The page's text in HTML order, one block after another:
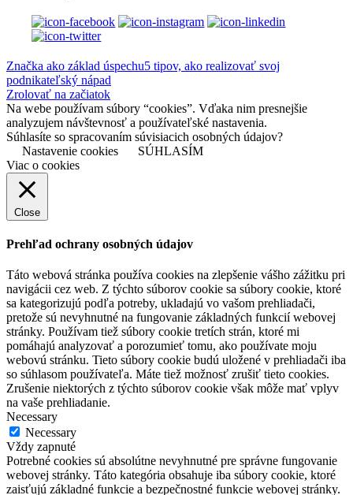
Značka ako základ úspechu5 tipov, ako realizovať svoj
podnikateľský nápad
Zrolovať na začiatok
Na webe používam súbory “cookies”. Vďaka nim presnejšie
analyzujem návštevnosť a používateľské nastavenia.
Súhlasíte so spracovaním súvisiacich osobných údajov?
Nastavenie cookies
SÚHLASÍM
Viac o cookies
Close
Prehľad ochrany osobných údajov
Táto webová stránka používa cookies na zlepšenie vášho zážitku pri
navigácii cez web. Z týchto súborov cookie sa súbory cookie, ktoré
sa kategorizujú podľa potreby, ukladajú vo vašom prehliadači,
pretože sú nevyhnutné na fungovanie základných funkcií webovej
stránky. Používam tiež súbory cookie tretích strán, ktoré mi
pomáhajú analyzovať a porozumieť tomu, ako používate moju
webovú stránku. Tieto súbory cookie budú uložené v prehliadači iba
so súhlasom používateľa. Máte tiež možnosť zrušiť tieto cookies.
Zrušenie niektorých z týchto súborov cookie však môže mať vplyv
na vaše prehliadanie.
Necessary
Necessary
Vždy zapnuté
Potrebné cookies sú absolútne nevyhnutné pre správne fungovanie
webovej stránky. Táto kategória obsahuje iba súbory cookie, ktoré
zaisťujú základné funkcie a bezpečnostné funkcie webovej stránky.